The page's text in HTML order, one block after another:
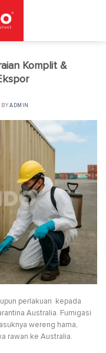
Komplit &
BYADMIN
perlakuan kepada
Australia. Fumigasi
wereng hama,
rawan ke Australia.